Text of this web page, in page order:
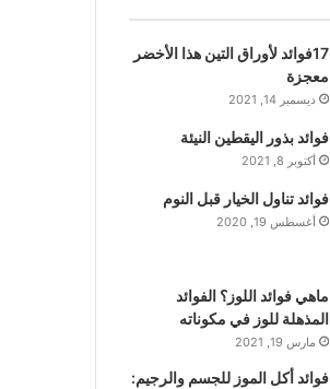
17فوائد لأوراق التين هذا الأخضر
معجزة
ديسمبر 14, 2021
فوائد بذور اليقطين النيئة
أكتوبر 8, 2021
فوائد تناول الخيار قبل النوم
أغسطس 19, 2020
ماهي فوائد اللوز؟ الفوائد
المذهلة للوز في مكوناته
مارس 19, 2021
فوائد أكل الموز للجسم والرجيم: